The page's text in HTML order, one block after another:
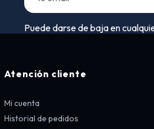
Puede darse de baja en
Atención cliente
Mi cuenta
Historial de pedidos